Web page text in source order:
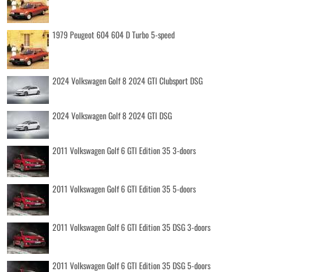
1979 Peugeot 604 604 D Turbo 5-speed
2024 Volkswagen Golf 8 2024 GTI Clubsport DSG
2024 Volkswagen Golf 8 2024 GTI DSG
2011 Volkswagen Golf 6 GTI Edition 35 3-doors
2011 Volkswagen Golf 6 GTI Edition 35 5-doors
2011 Volkswagen Golf 6 GTI Edition 35 DSG 3-doors
2011 Volkswagen Golf 6 GTI Edition 35 DSG 5-doors